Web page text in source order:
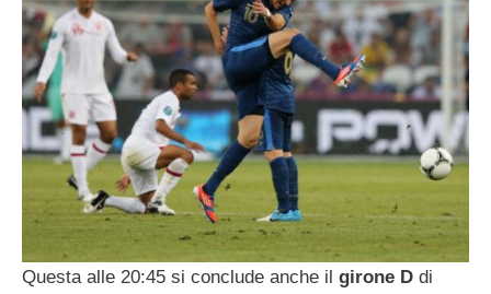
Questa alle 20:45 si conclude anche il girone D di